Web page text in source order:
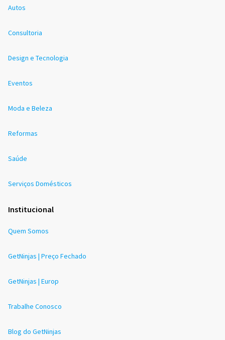
Autos
Consultoria
Design e Tecnologia
Eventos
Moda e Beleza
Reformas
Saúde
Serviços Domésticos
Institucional
Quem Somos
GetNinjas | Preço Fechado
GetNinjas | Europ
Trabalhe Conosco
Blog do GetNinjas